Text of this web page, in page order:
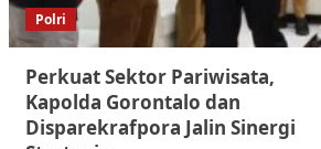
Polri
Perkuat Sektor Pariwisata,
Kapolda Gorontalo dan
Disparekrafpora Jalin Sinergi